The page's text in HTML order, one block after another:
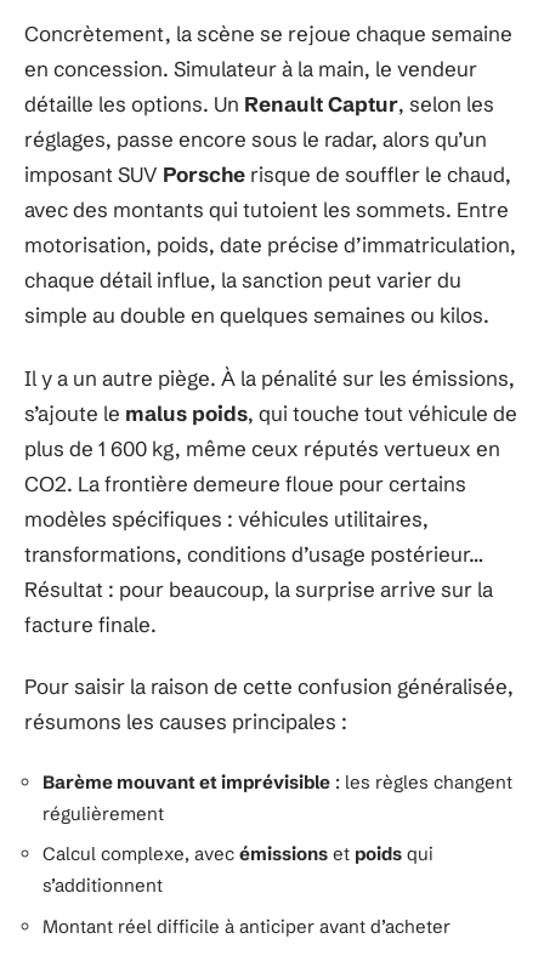
Concrètement, la scène se rejoue chaque semaine
en concession. Simulateur à la main, le vendeur
détaille les options. Un Renault Captur, selon les
réglages, passe encore sous le radar, alors qu’un
imposant SUV Porsche risque de souffler le chaud,
avec des montants qui tutoient les sommets. Entre
motorisation, poids, date précise d’immatriculation,
chaque détail influe, la sanction peut varier du
simple au double en quelques semaines ou kilos.
Il y a un autre piège. À la pénalité sur les émissions,
s’ajoute le malus poids, qui touche tout véhicule de
plus de 1 600 kg, même ceux réputés vertueux en
CO2. La frontière demeure floue pour certains
modèles spécifiques : véhicules utilitaires,
transformations, conditions d’usage postérieur…
Résultat : pour beaucoup, la surprise arrive sur la
facture finale.
Pour saisir la raison de cette confusion généralisée,
résumons les causes principales :
Barème mouvant et imprévisible : les règles changent
régulièrement
Calcul complexe, avec émissions et poids qui
s’additionnent
Montant réel difficile à anticiper avant d’acheter